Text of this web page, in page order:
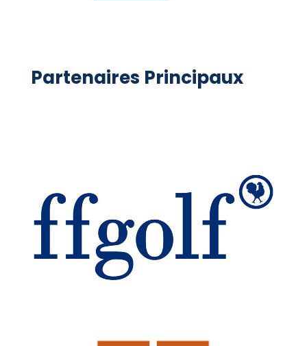
Partenaires Principaux